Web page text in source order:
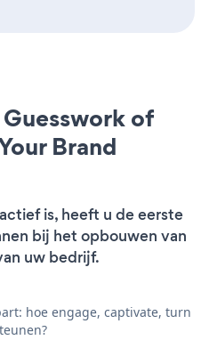
of
Brand
is, heeft u de eerste
bij het opbouwen van
uw bedrijf.
hoe engage, captivate, turn